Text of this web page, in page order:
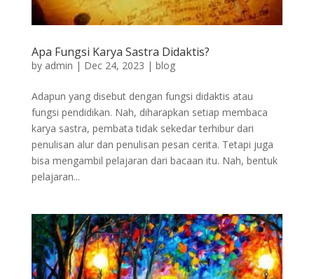
Apa Fungsi Karya Sastra Didaktis?
by admin | Dec 24, 2023 | blog
Adapun yang disebut dengan fungsi didaktis atau
fungsi pendidikan. Nah, diharapkan setiap membaca
karya sastra, pembata tidak sekedar terhibur dari
penulisan alur dan penulisan pesan cerita. Tetapi juga
bisa mengambil pelajaran dari bacaan itu. Nah, bentuk
pelajaran...